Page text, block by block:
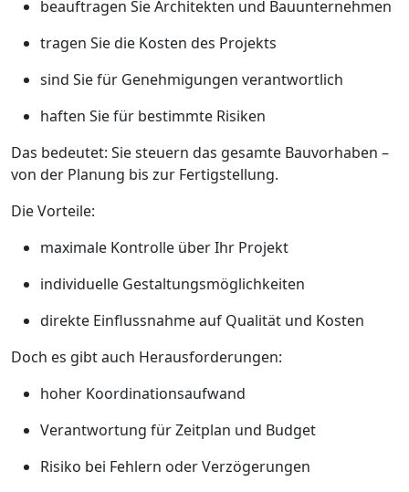
beauftragen Sie Architekten und Bauunternehmen
tragen Sie die Kosten des Projekts
sind Sie für Genehmigungen verantwortlich
haften Sie für bestimmte Risiken
Das bedeutet: Sie steuern das gesamte Bauvorhaben –
von der Planung bis zur Fertigstellung.
Die Vorteile:
maximale Kontrolle über Ihr Projekt
individuelle Gestaltungsmöglichkeiten
direkte Einflussnahme auf Qualität und Kosten
Doch es gibt auch Herausforderungen:
hoher Koordinationsaufwand
Verantwortung für Zeitplan und Budget
Risiko bei Fehlern oder Verzögerungen